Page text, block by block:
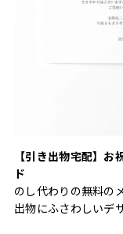
【引き出物宅配】
ド
のし代わりの無料の
出物にふさわしいデ